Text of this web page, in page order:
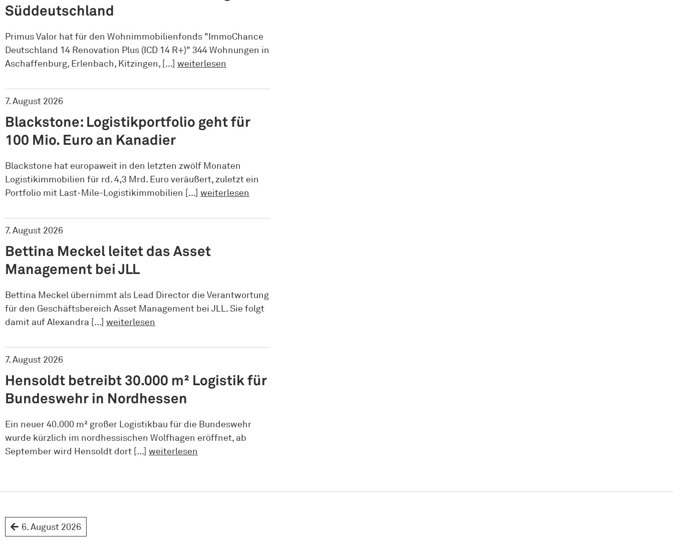
Süddeutschland
Primus Valor hat für den Wohnimmobilienfonds "ImmoChance
Deutschland 14 Renovation Plus (ICD 14 R+)" 344 Wohnungen in
Aschaffenburg, Erlenbach, Kitzingen, [...] weiterlesen
7. August 2026
Blackstone: Logistikportfolio geht für
100 Mio. Euro an Kanadier
Blackstone hat europaweit in den letzten zwölf Monaten
Logistikimmobilien für rd. 4,3 Mrd. Euro veräußert, zuletzt ein
Portfolio mit Last-Mile-Logistikimmobilien [...] weiterlesen
7. August 2026
Bettina Meckel leitet das Asset
Management bei JLL
Bettina Meckel übernimmt als Lead Director die Verantwortung
für den Geschäftsbereich Asset Management bei JLL. Sie folgt
damit auf Alexandra [...] weiterlesen
7. August 2026
Hensoldt betreibt 30.000 m² Logistik für
Bundeswehr in Nordhessen
Ein neuer 40.000 m² großer Logistikbau für die Bundeswehr
wurde kürzlich im nordhessischen Wolfhagen eröffnet, ab
September wird Hensoldt dort [...] weiterlesen
6. August 2026